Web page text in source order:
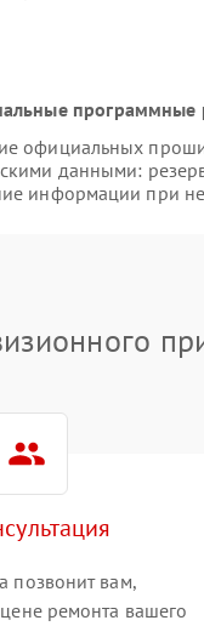
программные
официальных
данными:
информации при
позвонит вам,
ремонта вашего